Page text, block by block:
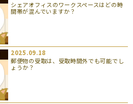
シェアオフィスのワークスペースはどの時
間帯が混んでいますか？
2025.09.18
郵便物の受取は、受取時間外でも可能でし
ょうか？